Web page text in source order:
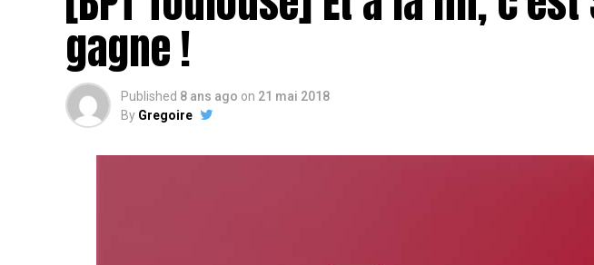
gagne !
Published 8 ans ago on 21 mai 2018
By Gregoire